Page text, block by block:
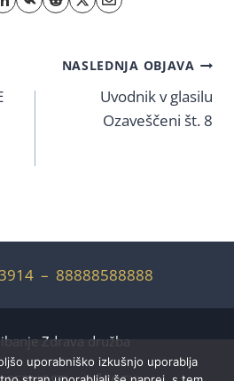
NASLEDNJA OBJAVA
Uvodnik v glasilu
Ozaveščeni št. 8
– 88888588888
Zdrava družba
uporabniško izkušnjo uporablja